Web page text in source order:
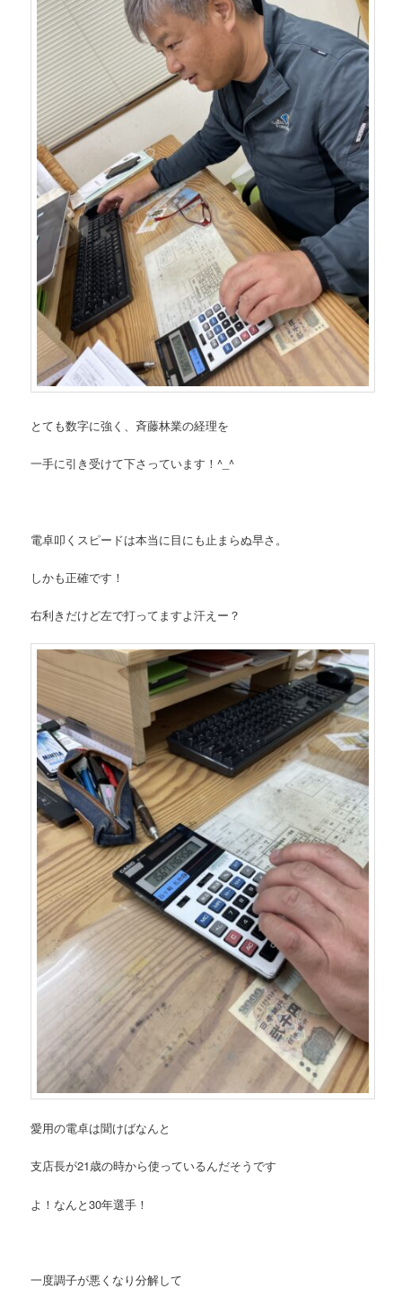
とても数字に強く、斉藤林業の経理を
一手に引き受けて下さっています！^_^
電卓叩くスピードは本当に目にも止まらぬ早さ。
しかも正確です！
右利きだけど左で打ってますよ汗えー？
愛用の電卓は聞けばなんと
支店長が21歳の時から使っているんだそうです
よ！ なんと30年選手！
一度調子が悪くなり分解して